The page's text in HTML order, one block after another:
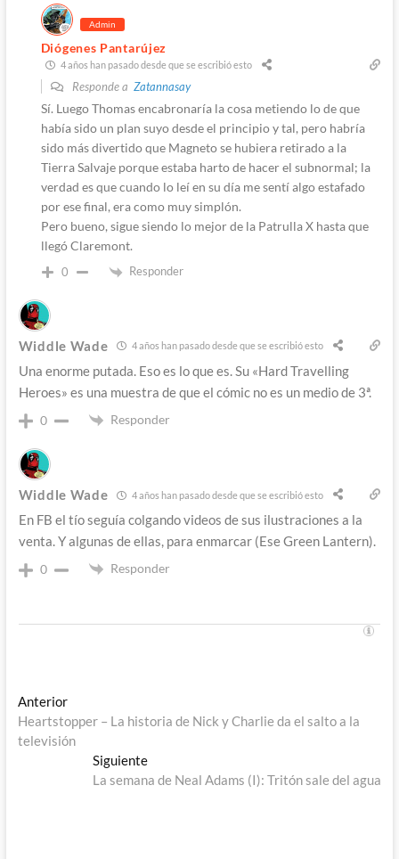
Admin
Diógenes Pantarújez
4 años han pasado desde que se escribió esto
Responde a Zatannasay
Sí. Luego Thomas encabronaría la cosa metiendo lo de que
había sido un plan suyo desde el principio y tal, pero habría
sido más divertido que Magneto se hubiera retirado a la
Tierra Salvaje porque estaba harto de hacer el subnormal; la
verdad es que cuando lo leí en su día me sentí algo estafado
por ese final, era como muy simplón.
Pero bueno, sigue siendo lo mejor de la Patrulla X hasta que
llegó Claremont.
0 Responder
Widdle Wade 4 años han pasado desde que se escribió esto
Una enorme putada. Eso es lo que es. Su «Hard Travelling
Heroes» es una muestra de que el cómic no es un medio de 3ª.
0 Responder
Widdle Wade 4 años han pasado desde que se escribió esto
En FB el tío seguía colgando videos de sus ilustraciones a la
venta. Y algunas de ellas, para enmarcar (Ese Green Lantern).
0 Responder
Navegación
de
entradas
AnteriorEntrada
anterior:
Heartstopper – La historia de Nick y Charlie da el salto a la
televisión
SiguienteEntrada
siguiente:
La semana de Neal Adams (I): Tritón sale del agua